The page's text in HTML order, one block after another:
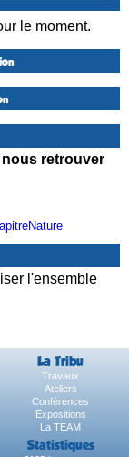
le moment.
retrouver
l'ensemble
La Tribu
Travaux
Ateliers
Conférences
Expositions
La TEAM
Statistiques